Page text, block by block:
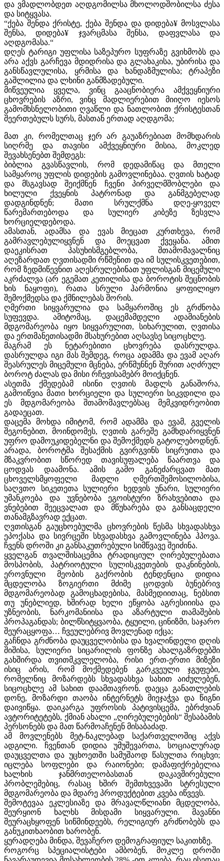
და ვმადლობდეთ აღდგომილსა მხოლოდშობილსა ძესა
და სიტყვასა.
“ქება შენდა ქრისტე, ქება შენდა და დიდება¥ მოსვლასა
შენსა, დიდება¥ ჯვარცმასა შენსა, დაფვლასა და
აღდგომასა.“
დღეს ტარიგი უფლისა საზეპურო სუფრაზე გვიხმობს და
არა აქვს გარჩევა მდიდრისა და გლახაკისა, უბირისა და
განსწავლულისა, ყრმისა და ხანდაზმულისა; ტრაპეზი
გაშლილია და ლხინი განმზადებული.
მიწვეულია ყველა, ვინც გააცნობიერა ამქვეყნიური
ცხოვრების აზრი, ვინც მადლიერებით მიიღო იესოს
გამომხსნელობითი ღვაწლი და ნათლობით ქრისტესთან
შეერთებულს სურს, მასთან ერთად აღდგომა;
მათ კი, რომელთაც ჯერ არ გაუაზრებიათ მომხდარის
სიღრმე და თავისი ამქვეყნიური მისია, მოკლედ
შევახსენებთ შემდეგს:
ბიბლია გვასწავლის, რომ დედამიწაც და მთელი
სამყაროც უფლის დიდების გამოვლინებაა. ღვთის ხატად
და მსგავსად შეიქმნენ ჩვენი პირველმშობლები და
ხილული ქვეყნის პატრონად და განმგებელად
დადგინდნენ; მათი სრულქმნა დღე-ყოველ
წარემართებოდა და სულიერ კიბეზე ზესვლა
ხორციელდებოდა.
ამასთან, ადამსა და ევას მიეცათ კურთხევა, რომ
გამრავლებულიყვნენ და მოეცვათ ქვეყანა. ამით
დაეკისრათ პასუხისმგებლობა, შთამომავალნიც
აღეზარდათ ღვთისადმი რწმენით და იმ სულისკვეთებით,
რომ ზედმიწევნით აღესრულებინათ უფლისგან მიცემული
აკრძალვა (არ ეგემათ კეთილისა და ბოროტის შეცნობის
ხის ნაყოფი), რათა სრული ჰარმონია ყოფილიყო
შემოქმედსა და ქმნილებას შორის.
ღმერთი სიყვარულია და სამყაროშიც ეს გრძნობა
სუფევდა. ამიტომაც, დაცემამდელი ადამიანების
მდგომარეობა იყო სიყვარულით, სიხარულით, ღვთისა
და ერთმანეთისადმი მსახურებით აღსავსე სიცოცხლე.
მაგრამ ეს ნეტარებითი ცხოვრება დასრულდა.
დასრულდა იგი მას შემდეგ, როცა ადამმა და ევამ აღარ
შეასრულეს მიცემული მცნება, ერწმუნნენ შურით აღძრულ
ბოროტ ძალას და მისი რჩევისამებრ მოიქცნენ.
ასეთმა ქმედებამ ისინი ღვთის მადლს განაშორა,
გამოიწვია მათი ხორციელი და სულიერი სიკვდილი და
ეს მდგომარეობა შთამომავლებსაც მემკვიდრეობით
გადაეცათ.
დაცემა მოხდა იმიტომ, რომ ადამმა და ევამ, გველის
შეგონებით, მოინდომეს, ღვთის გარეშე გამხდარიყვნენ
უფრო დამოუკიდებელნი და შემოქმედს გატოლებოდნენ.
არადა, ბოროტმა შესაქმის გვირგვინს სიცრუითა და
მზაკვრობით სწორედ თავისუფალება წაართვა და
ცოდვას დაამონა. ამის გამო განეძარცვათ მათ
ცხოველსმყოფელი მადლი ღმერთშემოსილობისა,
საღვთო სიკეთეთა სულიერი ხედვის უნარი, სულიერი
უმანკოება და უვნებობა ეგოისტური ზრახვებითა და
ვნებებით შეეცვალათ და მწუხარება და განსაცდელი
თანამგზავრად ექცათ.
ღვთისგან გაუცხოებულმა ცხოვრების წესმა სხვადასხვა
ეპოქასა და სივრცეში სხვადასხვა გამოვლინება ჰპოვა.
ჩვენს დროში კი განსაკუთრებული სიმწვავე შეიძინა.
ყველგან თვალშისაცემია ტრადიციულ ღირებულებათა
მოსპობის, პატრიოტული სულისკვეთების დაკნინების,
ეროვნული მეობის გაქრობის ტენდენცია დიდია
მცდელობა ზოგიერთი მძიმე ცოდვის ბუნებრივ
მდგომარეობად გამოცხადებისა, მასმედიითაც, ნებსით
თუ უნებლიედ, ხშირად ხელი ეწყობა აგრესიიისა და
უზნეობის, ნარკომანიისა და აზარტული თამაშების
პროპაგანდას; ბილწსიტყვაობა, ტყუილი, ცინიზმი, საჯარო
შეურაცყოფა… ჩვეულებრივ მოვლენად იქცა;
გაჩნდა გრძნობა დაუცველობისა და ხვალინდელი დღის
შიშისა, სულიერი სიცარილის ფონზე ახალგაზრდებში
გახშირდა თვითმკვლელობა, რისი ერთ-ერთი მიზეზი
ისიც არის, რომ მოქმედებენ გარკვეული ჯგუფები,
რომელნიც მოზარდებს სხვადასხვა სახით აიძულებენ,
სიცოცხლე ამ სახით დაამთავრონ. დაეცა განათლების
დონე, მოზარდი თაობა ინტერნეტს მიეჯაჭვა და წიგნი
დაივიწყა. დაიკარგა უფროსის პატივისცემა, ებრძვიან
ავტორიტეტებს, ქმიან ახალი „ღირებულებების“ შესაბამის
პერსონებს და მათ წარმოაჩენენ მისაბაძად.
ამ მოვლენებს მეტ-ნაკლებად საქართველოშიც აქვს
ადგილი. ჩვენთან დიდია უმუშევართა, სოციალურად
დაუცველთა და უცხოეთში სამუშაოდ წასულთა რიცხვი;
იცლება სოფლები და რაიონები; დამაფიქრებელია
ხალხის ჯანმრთელობასთან დაკავშირებული
პრობლემებიც, რასაც ხშირ შემთხვევაში სტრესული
მდგომარეობა და მდარე პროდუქტებით კვება იწვევს.
შემოტევაა ეკლესიაზე და მრავალწლიანი მცდელობა,
შეურყიონ ხალხს მისდამი სიყვარული. მავანნი
შეურაცხყოფენ სიწმინდეებს, რელიგიურ გრძნობებს და
განუკითხაობით ხარობენ.
ყურადღება მინდა, შევაჩერო დემოგრაფიულ საკითხზე.
როგორც სპეციალისტები ამბობენ, მოკლე დროში